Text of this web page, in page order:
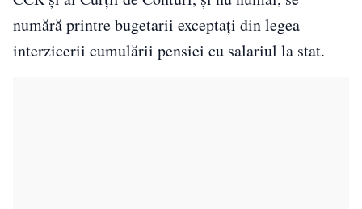
numără printre bugetarii exceptați din legea
interzicerii cumulării pensiei cu salariul la stat.